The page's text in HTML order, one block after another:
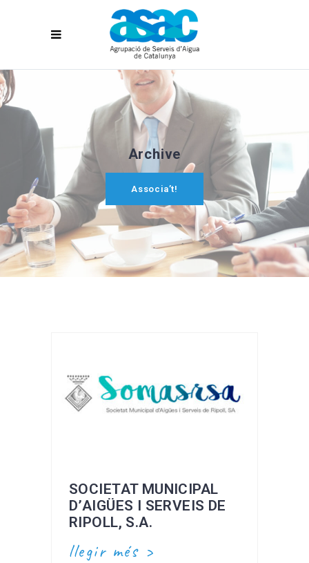
Archive
Associa’t!
SOCIETAT MUNICIPAL
D’AIGÜES I SERVEIS DE
RIPOLL, S.A.
llegir més